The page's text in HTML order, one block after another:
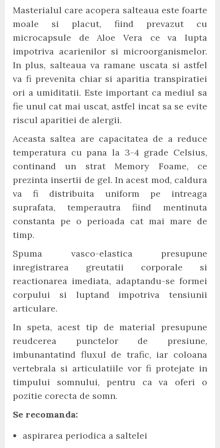
Masterialul care acopera salteaua este foarte
moale si placut, fiind prevazut cu
microcapsule de Aloe Vera ce va lupta
impotriva acarienilor si microorganismelor.
In plus, salteaua va ramane uscata si astfel
va fi prevenita chiar si aparitia transpiratiei
ori a umiditatii. Este important ca mediul sa
fie unul cat mai uscat, astfel incat sa se evite
riscul aparitiei de alergii.
Aceasta saltea are capacitatea de a reduce
temperatura cu pana la 3-4 grade Celsius,
continand un strat Memory Foame, ce
prezinta insertii de gel. In acest mod, caldura
va fi distribuita uniform pe intreaga
suprafata, temperautra fiind mentinuta
constanta pe o perioada cat mai mare de
timp.
Spuma vasco-elastica presupune
inregistrarea greutatii corporale si
reactionarea imediata, adaptandu-se formei
corpului si luptand impotriva tensiunii
articulare.
In speta, acest tip de material presupune
reudcerea punctelor de presiune,
imbunantatind fluxul de trafic, iar coloana
vertebrala si articulatiile vor fi protejate in
timpului somnului, pentru ca va oferi o
pozitie corecta de somn.
Se recomanda:
aspirarea periodica a saltelei